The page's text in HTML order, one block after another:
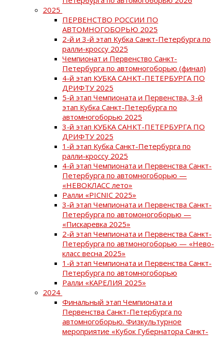
2025
ПЕРВЕНСТВО РОССИИ ПО
АВТОМНОГОБОРЬЮ 2025
2-й и 3-й этап Кубка Санкт-Петербурга по
ралли-кроссу 2025
Чемпионат и Первенство Санкт-
Петербурга по автомногоборью (финал)
4-й этап КУБКА САНКТ-ПЕТЕРБУРГА ПО
ДРИФТУ 2025
5-й этап Чемпионата и Первенства, 3-й
этап Кубка Санкт-Петербурга по
автомногоборью 2025
3-й этап КУБКА САНКТ-ПЕТЕРБУРГА ПО
ДРИФТУ 2025
1-й этап Кубка Санкт-Петербурга по
ралли-кроссу 2025
4-й этап Чемпионата и Первенства Санкт-
Петербурга по автомногоборью —
«НЕВОКЛАСС лето»
Ралли «PICNIC 2025»
3-й этап Чемпионата и Первенства Санкт-
Петербурга по автомоногоборью —
«Пискаревка 2025»
2-й этап Чемпионата и Первенства Санкт-
Петербурга по автмоногоборью — «Нево-
класс весна 2025»
1-й этап Чемпионата и Первенства Санкт-
Петербурга по автомногоборью
Ралли «КАРЕЛИЯ 2025»
2024
Финальный этап Чемпионата и
Первенства Санкт-Петербурга по
автомногоборью. Физкультурное
мероприятие «Кубок Губернатора Санкт-